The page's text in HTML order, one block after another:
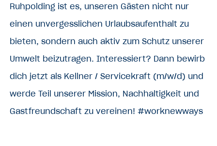
Ruhpolding ist es, unseren Gästen nicht nur
einen unvergesslichen Urlaubsaufenthalt zu
bieten, sondern auch aktiv zum Schutz unserer
Umwelt beizutragen. Interessiert? Dann bewirb
dich jetzt als Kellner / Servicekraft (m/w/d) und
werde Teil unserer Mission, Nachhaltigkeit und
Gastfreundschaft zu vereinen! #worknewways